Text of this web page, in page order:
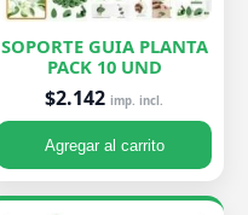
SOPORTE GUIA PLANTA
PACK 10 UND
$2.142 imp. incl.
Agregar al carrito